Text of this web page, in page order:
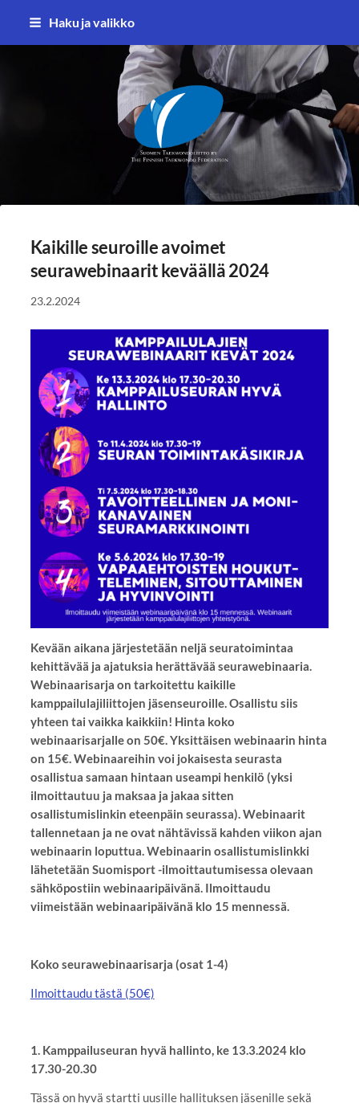
Siirry
Haku ja valikko
Suomen Taekwondoliitto ry
Kaikille seuroille avoimet
seurawebinaarit keväällä 2024
23.2.2024
Kevään aikana järjestetään neljä seuratoimintaa
kehittävää ja ajatuksia herättävää seurawebinaaria.
Webinaarisarja on tarkoitettu kaikille
kamppailulajiliittojen jäsenseuroille. Osallistu siis
yhteen tai vaikka kaikkiin! Hinta koko
webinaarisarjalle on 50€. Yksittäisen webinaarin hinta
on 15€. Webinaareihin voi jokaisesta seurasta
osallistua samaan hintaan useampi henkilö (yksi
ilmoittautuu ja maksaa ja jakaa sitten
osallistumislinkin eteenpäin seurassa). Webinaarit
tallennetaan ja ne ovat nähtävissä kahden viikon ajan
webinaarin loputtua. Webinaarin osallistumislinkki
lähetetään Suomisport -ilmoittautumisessa olevaan
sähköpostiin webinaaripäivänä. Ilmoittaudu
viimeistään webinaaripäivänä klo 15 mennessä.
Koko seurawebinaarisarja (osat 1-4)
Ilmoittaudu tästä (50€)
1. Kamppailuseuran hyvä hallinto, ke 13.3.2024 klo
17.30-20.30
Tässä on hyvä startti uusille hallituksen jäsenille sekä